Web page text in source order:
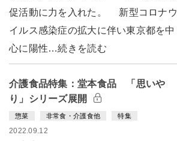
促活動に力を入れた。 新型コロナウ
イルス感染症の拡大に伴い東京都を中
心に陽性…続きを読む
介護食品特集：堂本食品 「思いや
り」シリーズ展開
惣菜 非常食・介護食他 特集
2022.09.12